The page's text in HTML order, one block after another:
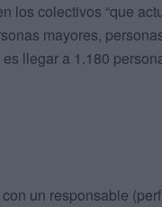
los colectivos “que
mayores,
llegar a 1.180
un responsable